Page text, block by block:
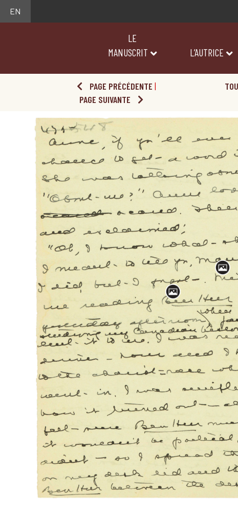
EN
LE
MANUSCRIT
L’AUTRICE
PAGE PRÉCÉDENTE |
PAGE SUIVANTE